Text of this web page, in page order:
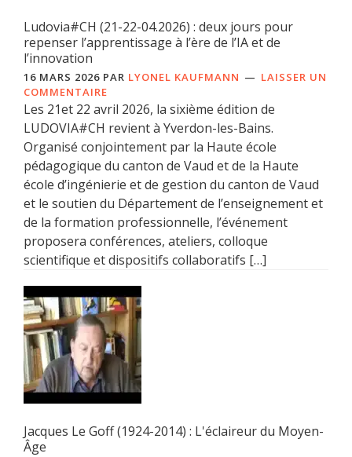
Ludovia#CH (21-22-04.2026) : deux jours pour
repenser l’apprentissage à l’ère de l’IA et de
l’innovation
16 MARS 2026 PAR LYONEL KAUFMANN
LAISSER UN
COMMENTAIRE
Les 21et 22 avril 2026, la sixième édition de
LUDOVIA#CH revient à Yverdon-les-Bains.
Organisé conjointement par la Haute école
pédagogique du canton de Vaud et de la Haute
école d’ingénierie et de gestion du canton de Vaud
et le soutien du Département de l’enseignement et
de la formation professionnelle, l’événement
proposera conférences, ateliers, colloque
scientifique et dispositifs collaboratifs […]
Jacques Le Goff (1924-2014) : L'éclaireur du Moyen-
Âge